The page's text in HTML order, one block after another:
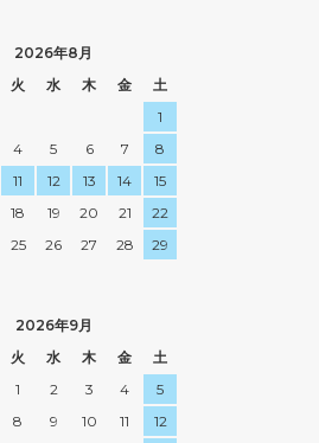
2026年8月
火 水 木 金
土
1
4 5 6 7
8
11 12 13 14
15
18 19 20 21
22
25 26 27 28
29
2026年9月
火 水 木 金
土
1
2 3 4
5
8 9 10 11
12